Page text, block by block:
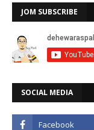
JOM SUBSCRIBE
SOCIAL MEDIA